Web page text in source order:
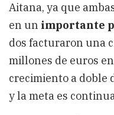
Aitana, ya que
en un importante
dos facturaron una
millones de euros
crecimiento a doble
y la meta es